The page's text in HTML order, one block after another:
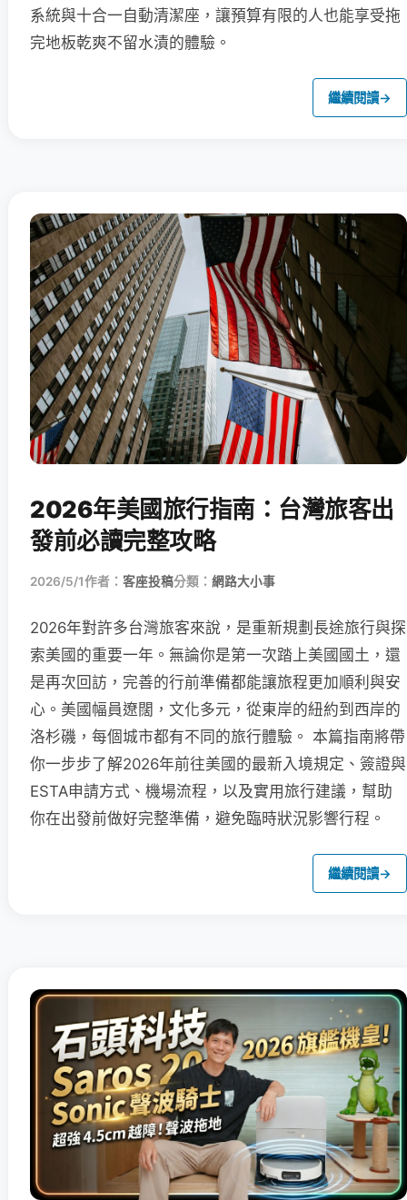
系統與十合一自動清潔座，讓預算有限的人也能享受拖
完地板乾爽不留水漬的體驗。
繼續閱讀→
2026年美國旅行指南：台灣旅客出
發前必讀完整攻略
2026/5/1作者： 客座投稿分類： 網路大小事
2026年對許多台灣旅客來說，是重新規劃長途旅行與探
索美國的重要一年。無論你是第一次踏上美國國土，還
是再次回訪，完善的行前準備都能讓旅程更加順利與安
心。美國幅員遼闊，文化多元，從東岸的紐約到西岸的
洛杉磯，每個城市都有不同的旅行體驗。 本篇指南將帶
你一步步了解2026年前往美國的最新入境規定、簽證與
ESTA申請方式、機場流程，以及實用旅行建議，幫助
你在出發前做好完整準備，避免臨時狀況影響行程。
繼續閱讀→